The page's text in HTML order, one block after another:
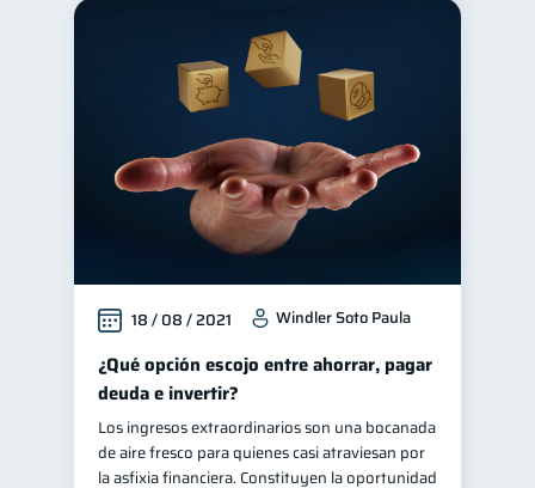
18 / 08 / 2021 Windler Soto Paula
¿Qué opción escojo entre ahorrar, pagar
deuda e invertir?
Los ingresos extraordinarios son una bocanada
de aire fresco para quienes casi atraviesan por
la asfixia financiera. Constituyen la oportunidad